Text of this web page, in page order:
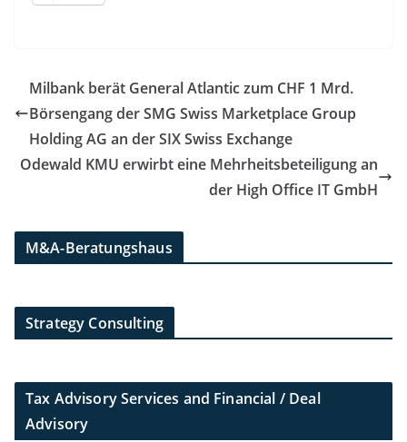
Milbank berät General Atlantic zum CHF 1 Mrd.
Börsengang der SMG Swiss Marketplace Group
Holding AG an der SIX Swiss Exchange
Odewald KMU erwirbt eine Mehrheitsbeteiligung an
der High Office IT GmbH
M&A-Beratungshaus
Strategy Consulting
Tax Advisory Services and Financial / Deal
Advisory